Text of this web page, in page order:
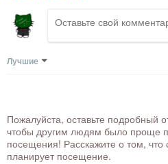
Лучшие
Пожалуйста, оставьте подробный
чтобы другим людям было проще
посещения! Расскажите о том, что
планирует посещение.